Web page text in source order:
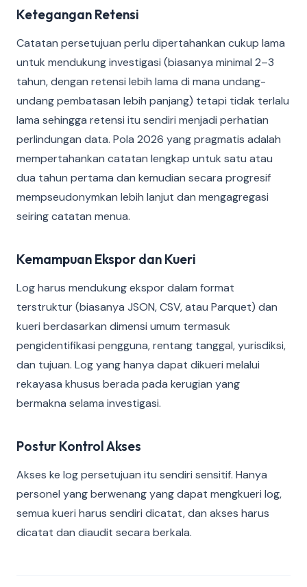
Ketegangan Retensi
Catatan persetujuan perlu dipertahankan cukup lama
untuk mendukung investigasi (biasanya minimal 2–3
tahun, dengan retensi lebih lama di mana undang-
undang pembatasan lebih panjang) tetapi tidak terlalu
lama sehingga retensi itu sendiri menjadi perhatian
perlindungan data. Pola 2026 yang pragmatis adalah
mempertahankan catatan lengkap untuk satu atau
dua tahun pertama dan kemudian secara progresif
mempseudonymkan lebih lanjut dan mengagregasi
seiring catatan menua.
Kemampuan Ekspor dan Kueri
Log harus mendukung ekspor dalam format
terstruktur (biasanya JSON, CSV, atau Parquet) dan
kueri berdasarkan dimensi umum termasuk
pengidentifikasi pengguna, rentang tanggal, yurisdiksi,
dan tujuan. Log yang hanya dapat dikueri melalui
rekayasa khusus berada pada kerugian yang
bermakna selama investigasi.
Postur Kontrol Akses
Akses ke log persetujuan itu sendiri sensitif. Hanya
personel yang berwenang yang dapat mengkueri log,
semua kueri harus sendiri dicatat, dan akses harus
dicatat dan diaudit secara berkala.